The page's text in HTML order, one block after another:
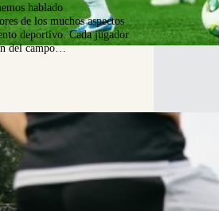
hablado
de los muchos aspectos
deportivo. Cada jugador
del campo…